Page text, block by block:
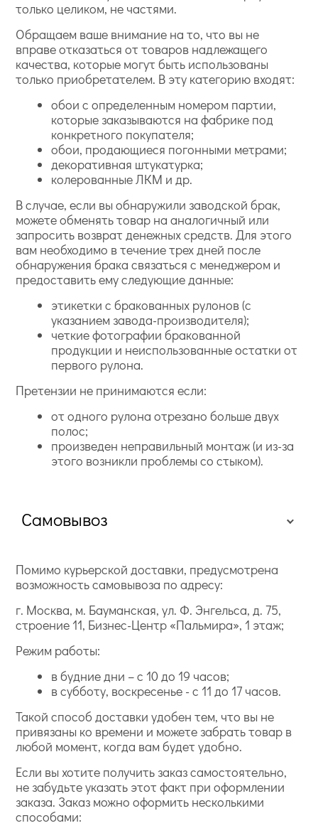
только целиком, не частями.
Обращаем ваше внимание на то, что вы не
вправе отказаться от товаров надлежащего
качества, которые могут быть использованы
только приобретателем. В эту категорию входят:
обои с определенным номером партии,
которые заказываются на фабрике под
конкретного покупателя;
обои, продающиеся погонными метрами;
декоративная штукатурка;
колерованные ЛКМ и др.
В случае, если вы обнаружили заводской брак,
можете обменять товар на аналогичный или
запросить возврат денежных средств. Для этого
вам необходимо в течение трех дней после
обнаружения брака связаться с менеджером и
предоставить ему следующие данные:
этикетки с бракованных рулонов (с
указанием завода-производителя);
четкие фотографии бракованной
продукции и неиспользованные остатки от
первого рулона.
Претензии не принимаются если:
от одного рулона отрезано больше двух
полос;
произведен неправильный монтаж (и из-за
этого возникли проблемы со стыком).
Самовывоз
Помимо курьерской доставки, предусмотрена
возможность самовывоза по адресу:
г. Москва, м. Бауманская, ул. Ф. Энгельса, д. 75,
строение 11, Бизнес-Центр «Пальмира», 1 этаж;
Режим работы:
в будние дни – с 10 до 19 часов;
в субботу, воскресенье - с 11 до 17 часов.
Такой способ доставки удобен тем, что вы не
привязаны ко времени и можете забрать товар в
любой момент, когда вам будет удобно.
Если вы хотите получить заказ самостоятельно,
не забудьте указать этот факт при оформлении
заказа. Заказ можно оформить несколькими
способами: